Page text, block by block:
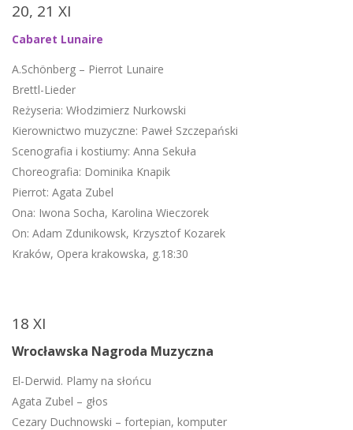
20, 21 XI
Cabaret Lunaire
A.Schönberg – Pierrot Lunaire
Brettl-Lieder
Reżyseria: Włodzimierz Nurkowski
Kierownictwo muzyczne: Paweł Szczepański
Scenografia i kostiumy: Anna Sekuła
Choreografia: Dominika Knapik
Pierrot: Agata Zubel
Ona: Iwona Socha, Karolina Wieczorek
On: Adam Zdunikowsk, Krzysztof Kozarek
Kraków, Opera krakowska, g.18:30
18 XI
Wrocławska Nagroda Muzyczna
El-Derwid. Plamy na słońcu
Agata Zubel – głos
Cezary Duchnowski – fortepian, komputer